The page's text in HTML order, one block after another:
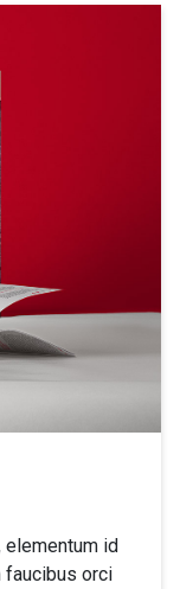
elementum id
faucibus orci